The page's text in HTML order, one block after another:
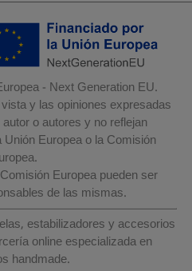
- Next Generation EU.
y las opiniones expresadas
o autores y no reflejan
Europea o la Comisión
Europea pueden ser
de las mismas.
estabilizadores y accesorios
online especializada en
handmade.